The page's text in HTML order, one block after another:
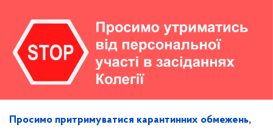
Просимо притримуватися карантинних обмежень,